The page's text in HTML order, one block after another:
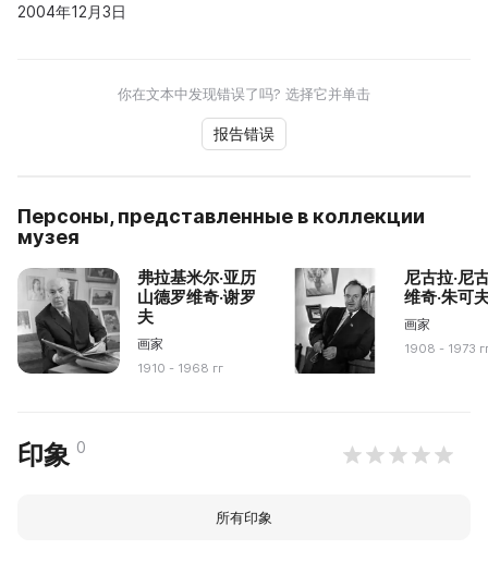
2004年12月3日
你在文本中发现错误了吗? 选择它并单击
报告错误
Персоны, представленные в коллекции
музея
弗拉基米尔·亚历
山德罗维奇·谢罗
夫
画家
1910 - 1968 гг
尼古拉·尼
维奇·朱可
画家
1908 - 1973
印象 0
所有印象